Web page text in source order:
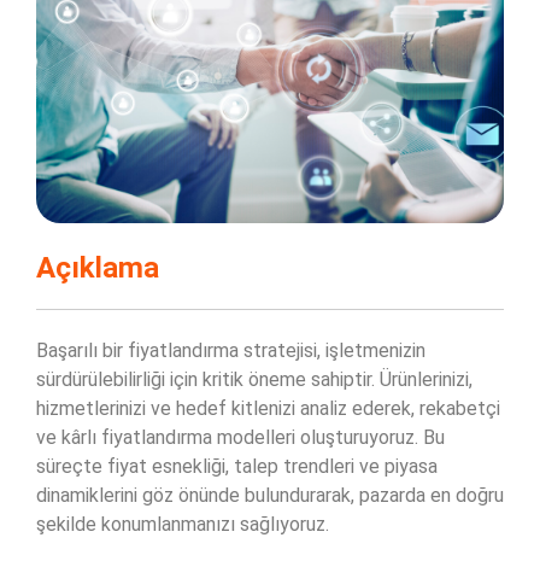
Açıklama
Başarılı bir fiyatlandırma stratejisi, işletmenizin
sürdürülebilirliği için kritik öneme sahiptir. Ürünlerinizi,
hizmetlerinizi ve hedef kitlenizi analiz ederek, rekabetçi
ve kârlı fiyatlandırma modelleri oluşturuyoruz. Bu
süreçte fiyat esnekliği, talep trendleri ve piyasa
dinamiklerini göz önünde bulundurarak, pazarda en doğru
şekilde konumlanmanızı sağlıyoruz.